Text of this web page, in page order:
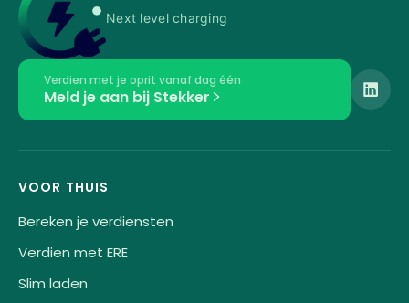
Next level charging
Verdien met je oprit vanaf dag één
Meld je aan bij Stekker
VOOR THUIS
Bereken je verdiensten
Verdien met ERE
Slim laden